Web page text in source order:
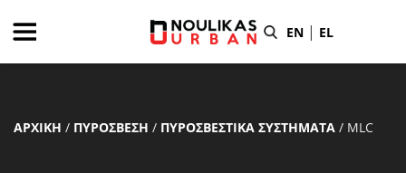
EN | EL
ΑΡΧΙΚΗ / ΠΥΡΟΣΒΕΣΗ / ΠΥΡΟΣΒΕΣΤΙΚΑ ΣΥΣΤΗΜΑΤΑ / MLC